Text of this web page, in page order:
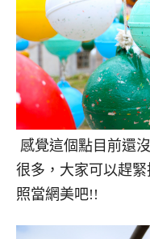
感覺這個點目前還
很多，大家可以趕
照當網美吧!!